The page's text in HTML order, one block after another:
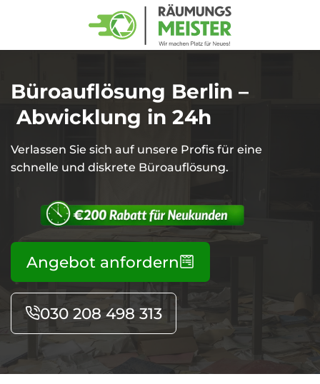
Büroauflösung Berlin –
Abwicklung in 24h
Verlassen Sie sich auf unsere Profis für eine
schnelle und diskrete Büroauflösung.
Angebot anfordern
030 208 498 313
Gewerbe- und
Geschäftsauflösungen
Entsorgung
Abholung
Lagerentrümpelungen
Startseite
Über uns
Kontakt
Impressum
Gewerbe- und
Geschäftsauflösungen
Entsorgung
Abholung
Spezial- und
Lagerentrümpelungen
Umzugsservices
Kosten